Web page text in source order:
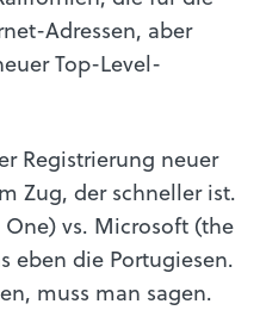
Adressen, aber
Top-Level-
Registrierung neuer
Zug, der schneller ist.
vs. Microsoft (the
eben die Portugiesen.
muss man sagen.